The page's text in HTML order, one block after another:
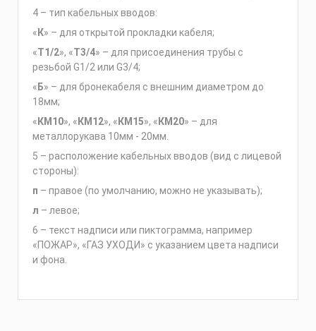
4 – тип кабельных вводов:
« К» – для открытой прокладки кабеля;
«Т1/2», «Т3/4» – для присоединения трубы с
резьбой G1/2 или G3/4;
« Б» – для бронекабеля с внешним диаметром до
18мм;
« КМ10», « КМ12», « КМ15», « КМ20» – для
металлорукава 10мм - 20мм.
5 – расположение кабельных вводов (вид с лицевой
стороны):
п – правое (по умолчанию, можно не указывать);
л – левое;
6 – текст надписи или пиктограмма, например
«ПОЖАР», «ГАЗ УХОДИ» с указанием цвета надписи
и фона.